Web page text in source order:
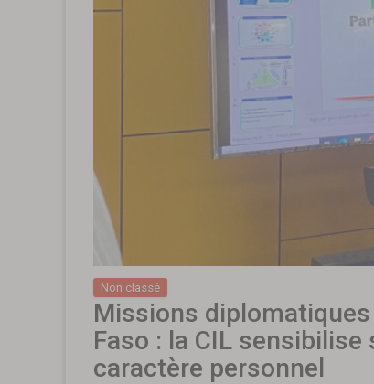
Non classé
Missions
Faso : la CIL
caractère personnel